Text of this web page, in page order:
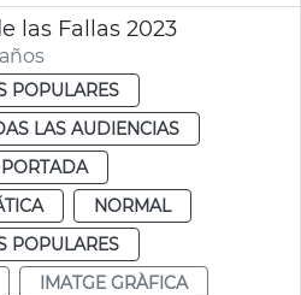
las Fallas 2023
POPULARES
LAS AUDIENCIAS
NORMAL
POPULARES
IMATGE GRÀFICA